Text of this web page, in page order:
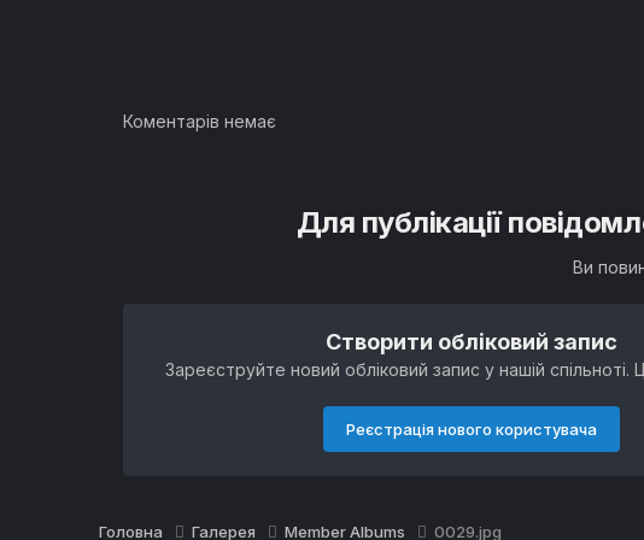
Коментарів немає
Для публікації
Ви
Створити обліковий запис
Зареєструйте новий обліковий запис у нашій
Реєстрація нового користувача
Головна Галерея Member Albums 0029.jpg